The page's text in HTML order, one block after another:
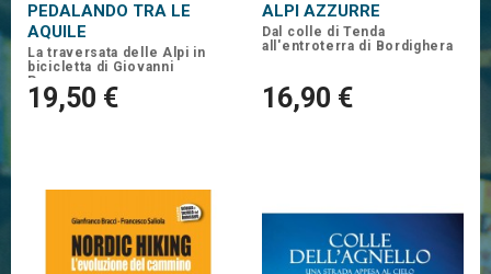
PEDALANDO TRA LE
AQUILE
La traversata delle Alpi in
bicicletta di Giovanni
Panzera
19,50 €
ALPI AZZURRE
Dal colle di Tenda
all'entroterra di Bordighera
16,90 €